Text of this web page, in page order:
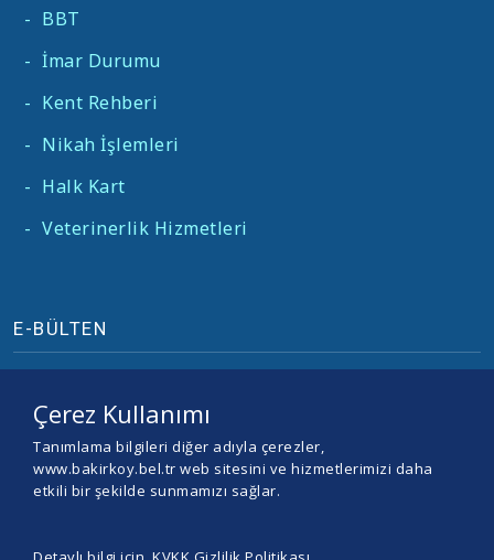
- BBT
- İmar Durumu
- Kent Rehberi
- Nikah İşlemleri
- Halk Kart
- Veterinerlik Hizmetleri
E-BÜLTEN
Çerez Kullanımı
Tanımlama bilgileri diğer adıyla çerezler,
www.bakirkoy.bel.tr web sitesini ve hizmetlerimizi daha
etkili bir şekilde sunmamızı sağlar.